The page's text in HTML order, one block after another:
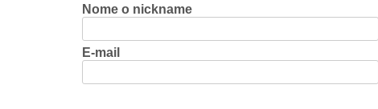
Nome o nickname
E-mail